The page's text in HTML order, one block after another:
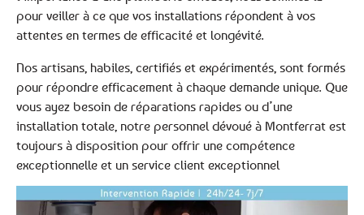
pour veiller à ce que vos installations répondent à vos
attentes en termes de efficacité et longévité.
Nos artisans, habiles, certifiés et expérimentés, sont formés
pour répondre efficacement à chaque demande unique. Que
vous ayez besoin de réparations rapides ou d’une
installation totale, notre personnel dévoué à Montferrat est
toujours à disposition pour offrir une compétence
exceptionnelle et un service client exceptionnel